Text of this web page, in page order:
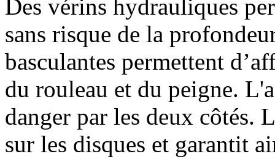
Des vérins hydrauliques
sans risque de la
basculantes permettent
du rouleau et du peigne.
danger par les deux côtés.
sur les disques et garantit